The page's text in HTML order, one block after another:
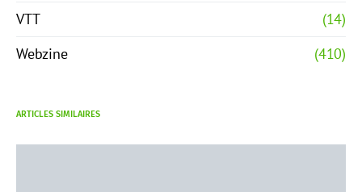
VTT
(14)
Webzine
(410)
ARTICLES SIMILAIRES